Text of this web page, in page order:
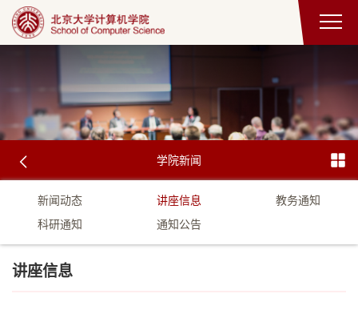
学院新闻
新闻动态 讲座信息
教务通知
科研通知
通知公告
讲座信息